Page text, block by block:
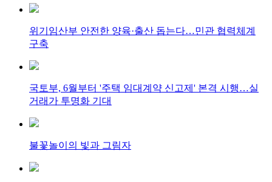
위기임산부 안전한 양육·출산 돕는다…민관 협력체계
구축
국토부, 6월부터 '주택 임대계약 신고제' 본격 시행…실
거래가 투명화 기대
불꽃놀이의 빛과 그림자